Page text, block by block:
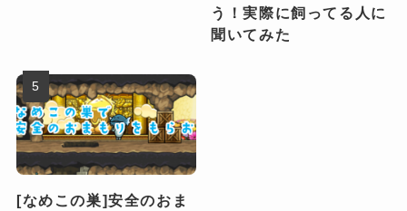
う！実際に飼ってる人に
聞いてみた
[なめこの巣]安全のおま